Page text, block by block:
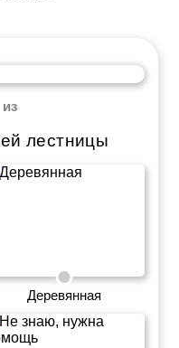
из
лестницы
Деревянная